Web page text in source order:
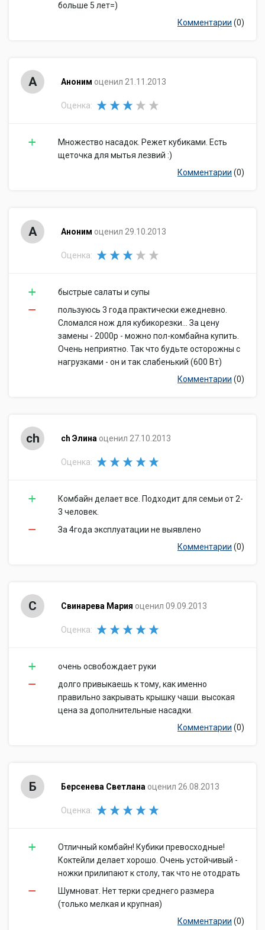
больше 5 лет=)
Комментарии (0)
А Аноним оценил 21.11.2013
Оценка:
Множество насадок. Режет кубиками. Есть
щеточка для мытья лезвий :)
Комментарии (0)
А Аноним оценил 29.10.2013
Оценка:
быстрые салаты и супы
пользуюсь 3 года практически ежедневно.
Сломался нож для кубикорезки... За цену
замены - 2000р - можно пол-комбайна купить.
Очень неприятно. Так что будьте осторожны с
нагрузками - он и так слабенький (600 Вт)
Комментарии (0)
ch ch Элина оценил 27.10.2013
Оценка:
Комбайн делает все. Подходит для семьи от 2-
3 человек.
За 4года эксплуатации не выявлено
Комментарии (0)
С Свинарева Мария оценил 09.09.2013
Оценка:
очень освобождает руки
долго привыкаешь к тому, как именно
правильно закрывать крышку чаши. высокая
цена за дополнительные насадки.
Комментарии (0)
Б Берсенева Светлана оценил 26.08.2013
Оценка:
Отличный комбайн! Кубики превосходные!
Коктейли делает хорошо. Очень устойчивый -
ножки прилипают к столу, так что не отодрать
Шумноват. Нет терки среднего размера
(только мелкая и крупная)
Комментарии (0)